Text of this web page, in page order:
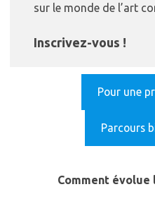
sur le monde de l’art
Inscrivez-vous !
Pour une
Parcours
Comment évolue